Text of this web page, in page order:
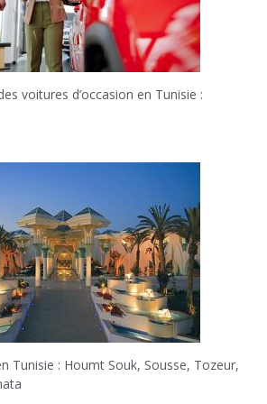
voitures d’occasion en Tunisie :
Tunisie : Houmt Souk, Sousse, Tozeur,